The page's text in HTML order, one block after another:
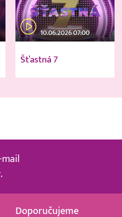
10.06.2026 07:00
Šťastná 7
mail
.
Doporučujeme